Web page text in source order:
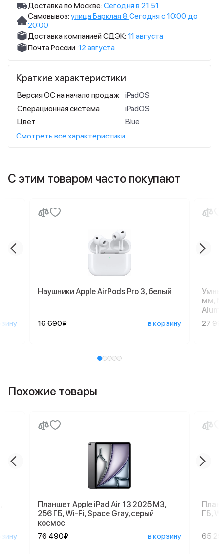
Доставка по Москве: Сегодня в 21:51
Самовывоз: улица Барклая 8 Сегодня с 10:00 до
20:00
Доставка компанией СДЭК: 11 августа
Почта России: 12 августа
Краткие характеристики
Версия ОС на начало продаж
iPadOS
Операционная система
iPadOS
Цвет
Blue
Смотреть все характеристики
С этим товаром часто покупают
Наушники Apple AirPods Pro 3, белый
16 690₽ в корзину
мм,
27
Похожие товары
Планшет Apple iPad Air 13 2025 M3,
256 ГБ, Wi-Fi, Space Gray, серый
космос
76 490₽
в корзину
ГБ,
65